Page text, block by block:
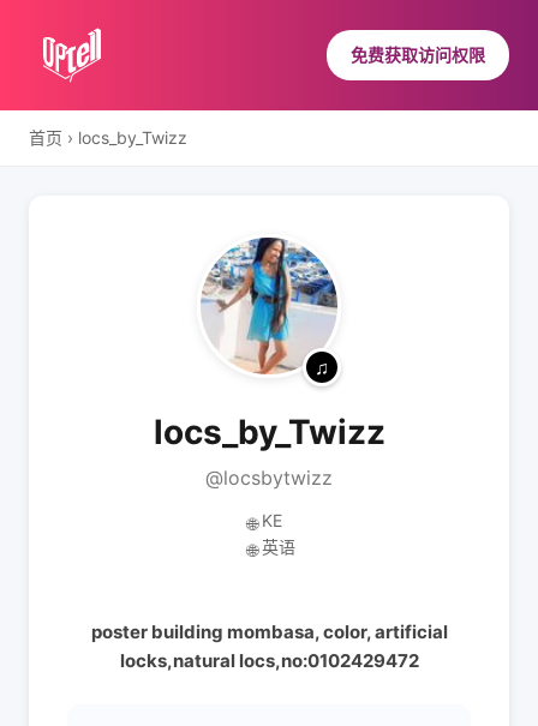
免费获取访问权限
首页 › locs_by_Twizz
locs_by_Twizz
@locsbytwizz
🌐 KE
🌐 英语
poster building mombasa, color, artificial
locks,natural locs,no:0102429472